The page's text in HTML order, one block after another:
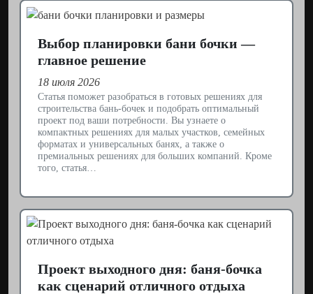
Выбор планировки бани бочки —
главное решение
18 июля 2026
Статья поможет разобраться в готовых решениях для
строительства бань-бочек и подобрать оптимальный
проект под ваши потребности. Вы узнаете о
компактных решениях для малых участков, семейных
форматах и универсальных банях, а также о
премиальных решениях для больших компаний. Кроме
того, статья…
Проект выходного дня: баня-бочка
как сценарий отличного отдыха